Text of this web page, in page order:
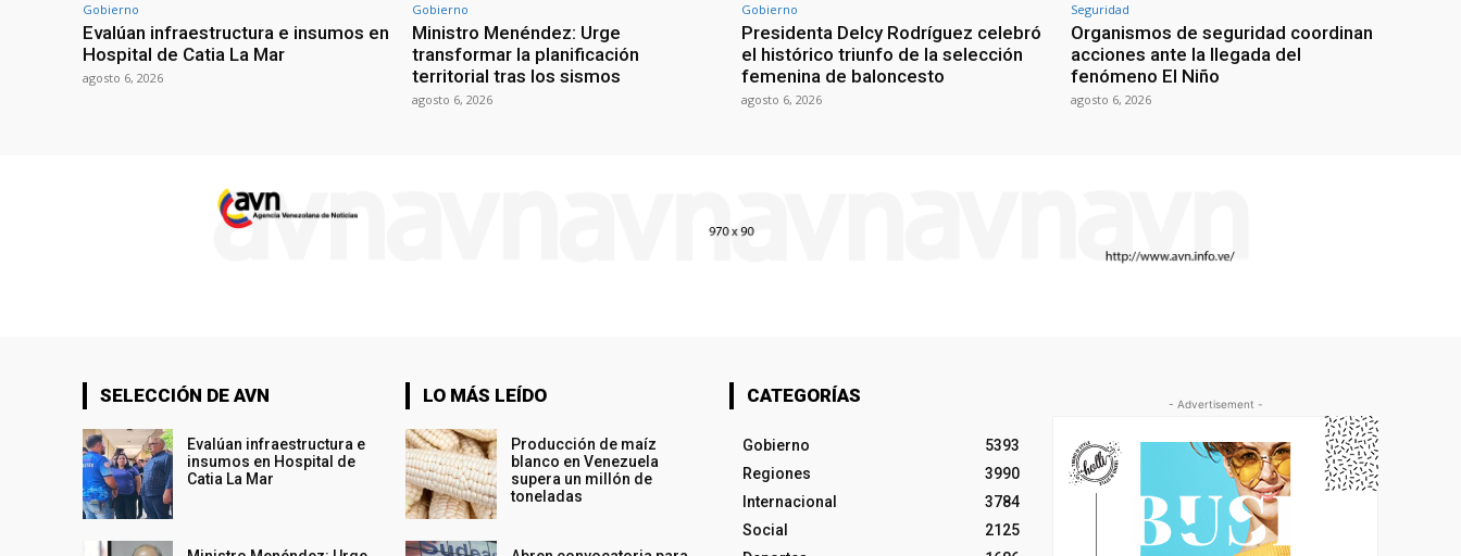
Gobierno
Evalúan infraestructura e insumos en
Hospital de Catia La Mar
agosto 6, 2026
Gobierno
Ministro Menéndez: Urge
transformar la planificación
territorial tras los sismos
agosto 6, 2026
Gobierno
Presidenta Delcy Rodríguez celebró
el histórico triunfo de la selección
femenina de baloncesto
agosto 6, 2026
Seguridad
Organismos de seguridad coordinan
acciones ante la llegada del
fenómeno El Niño
agosto 6, 2026
SELECCIÓN DE AVN
Evalúan infraestructura e
insumos en Hospital de
Catia La Mar
LO MÁS LEÍDO
Producción de maíz
blanco en Venezuela
supera un millón de
toneladas
CATEGORÍAS
Gobierno
5393
Regiones
3990
Internacional
3784
Social
2125
- Advertisement -